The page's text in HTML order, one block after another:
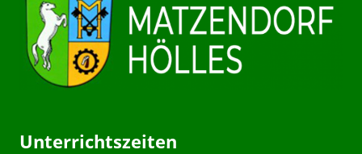
Unterrichtszeiten